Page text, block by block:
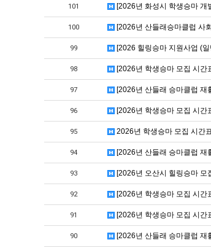
101 [2026년 화성시 학생승마 개
100 [2026년 산들래승마클럽 사
99 [2026 힐링승마 지원사업 (
98 [2026년 학생승마 모집 시간
97 [2026년 산들래 승마클럽 재
96 [2026년 학생승마 모집 시간
95 2026년 학생승마 모집 시간
94 [2026년 산들래 승마클럽 재
93 [2026년 오산시 힐링승마 모
92 [2026년 학생승마 모집 시간
91 [2026년 학생승마 모집 시간
90 [2026년 산들래 승마클럽 재